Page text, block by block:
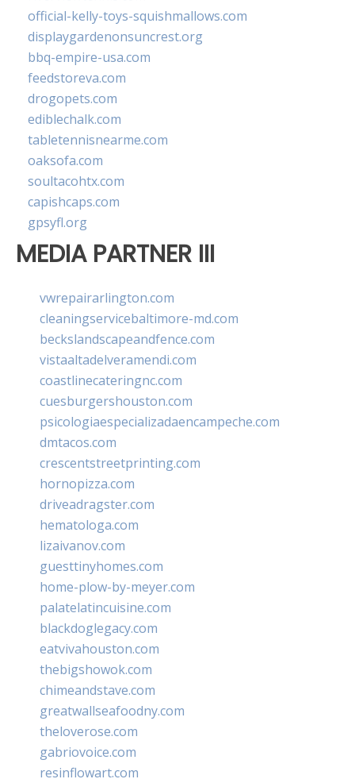
official-kelly-toys-squishmallows.com
displaygardenonsuncrest.org
bbq-empire-usa.com
feedstoreva.com
drogopets.com
ediblechalk.com
tabletennisnearme.com
oaksofa.com
soultacohtx.com
capishcaps.com
gpsyfl.org
MEDIA PARTNER III
vwrepairarlington.com
cleaningservicebaltimore-md.com
beckslandscapeandfence.com
vistaaltadelveramendi.com
coastlinecateringnc.com
cuesburgershouston.com
psicologiaespecializadaencampeche.com
dmtacos.com
crescentstreetprinting.com
hornopizza.com
driveadragster.com
hematologa.com
lizaivanov.com
guesttinyhomes.com
home-plow-by-meyer.com
palatelatincuisine.com
blackdoglegacy.com
eatvivahouston.com
thebigshowok.com
chimeandstave.com
greatwallseafoodny.com
theloverose.com
gabriovoice.com
resinflowart.com